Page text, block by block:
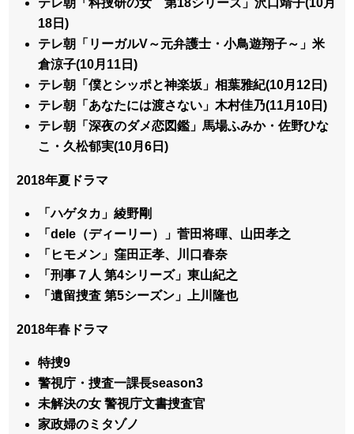
18日)
テレ朝「リーガルV～元弁護士・小鳥遊翔子～」米
倉涼子(10月11日)
テレ朝「僕とシッポと神楽坂」相葉雅紀(10月12日)
テレ朝「あなたには渡さない」木村佳乃(11月10日)
テレ朝「深夜のダメ恋図鑑」馬場ふみか・佐野ひな
こ・久松郁実(10月6日)
2018年夏ドラマ
「ハゲタカ」綾野剛
「dele（ディーリー）」菅田将暉、山田孝之
「ヒモメン」窪田正孝、川口春奈
「刑事７人 第4シリーズ」東山紀之
「遺留捜査 第5シーズン」上川隆也
2018年春ドラマ
特捜9
警視庁・捜査一課長season3
未解決の女 警視庁文書捜査官
家政婦のミタゾノ